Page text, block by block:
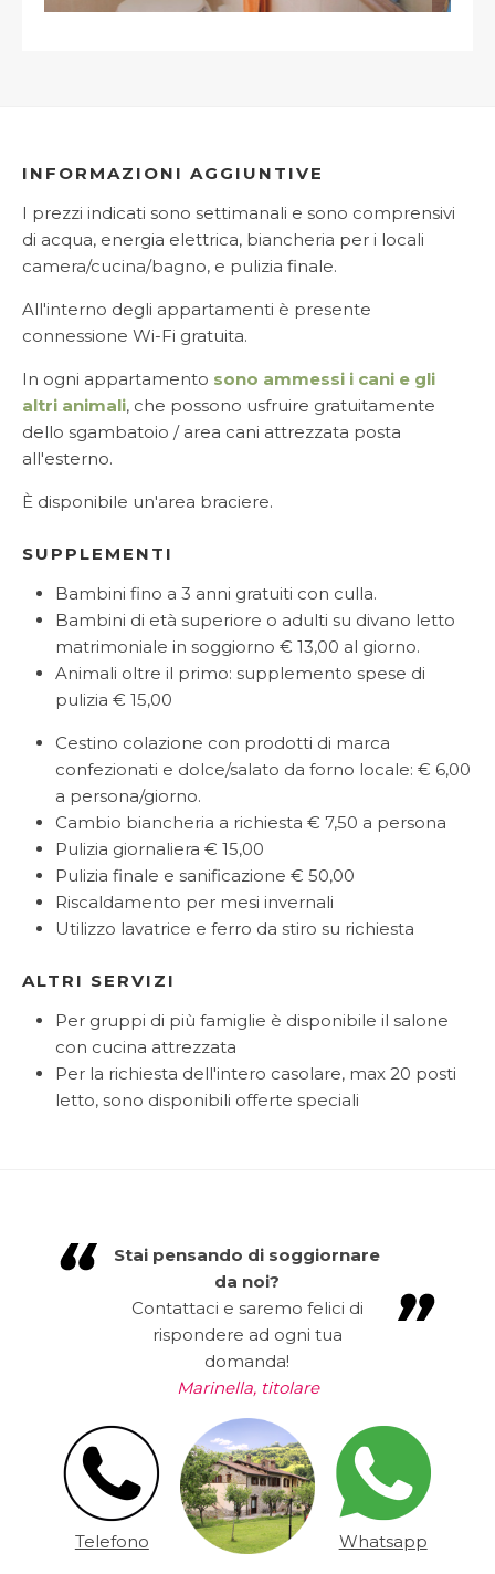
INFORMAZIONI AGGIUNTIVE
I prezzi indicati sono settimanali e sono comprensivi
di acqua, energia elettrica, biancheria per i locali
camera/cucina/bagno, e pulizia finale.
All'interno degli appartamenti è presente
connessione Wi-Fi gratuita.
In ogni appartamento sono ammessi i cani e gli
altri animali, che possono usfruire gratuitamente
dello sgambatoio / area cani attrezzata posta
all'esterno.
È disponibile un'area braciere.
SUPPLEMENTI
Bambini fino a 3 anni gratuiti con culla.
Bambini di età superiore o adulti su divano letto
matrimoniale in soggiorno € 13,00 al giorno.
Animali oltre il primo: supplemento spese di
pulizia € 15,00
Cestino colazione con prodotti di marca
confezionati e dolce/salato da forno locale: € 6,00
a persona/giorno.
Cambio biancheria a richiesta € 7,50 a persona
Pulizia giornaliera € 15,00
Pulizia finale e sanificazione € 50,00
Riscaldamento per mesi invernali
Utilizzo lavatrice e ferro da stiro su richiesta
ALTRI SERVIZI
Per gruppi di più famiglie è disponibile il salone
con cucina attrezzata
Per la richiesta dell'intero casolare, max 20 posti
letto, sono disponibili offerte speciali
Stai pensando di soggiornare
da noi?
Contattaci e saremo felici di
rispondere ad ogni tua
domanda!
Marinella, titolare
Telefono Whatsapp